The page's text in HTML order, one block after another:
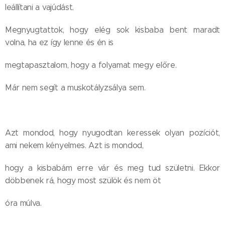
leállítani a vajúdást.
Megnyugtattok, hogy elég sok kisbaba bent maradt
volna, ha ez így lenne és én is
megtapasztalom, hogy a folyamat megy előre.
Már nem segít a muskotályzsálya sem.
Azt mondod, hogy nyugodtan keressek olyan pozíciót,
ami nekem kényelmes. Azt is mondod,
hogy a kisbabám erre vár és meg tud születni. Ekkor
döbbenek rá, hogy most szülök és nem öt
óra múlva.